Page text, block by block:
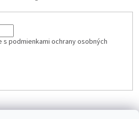
s podmienkami ochrany osobných